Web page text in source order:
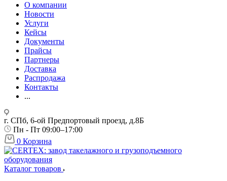
О компании
Новости
Услуги
Кейсы
Документы
Прайсы
Партнеры
Доставка
Распродажа
Контакты
...
г. СПб, 6-ой Предпортовый проезд, д.8Б
Пн - Пт 09:00–17:00
0 Корзина
Каталог товаров